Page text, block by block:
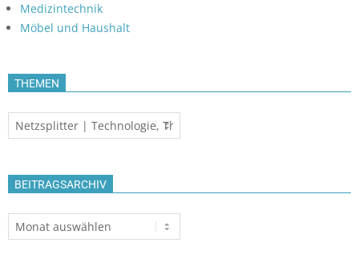
Medizintechnik
Möbel und Haushalt
THEMEN
Themen
BEITRAGSARCHIV
Beitragsarchiv